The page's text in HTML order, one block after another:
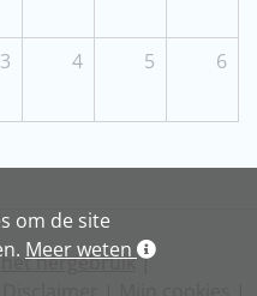
om de site
Meer weten
3 4 5 6
hergebruik|